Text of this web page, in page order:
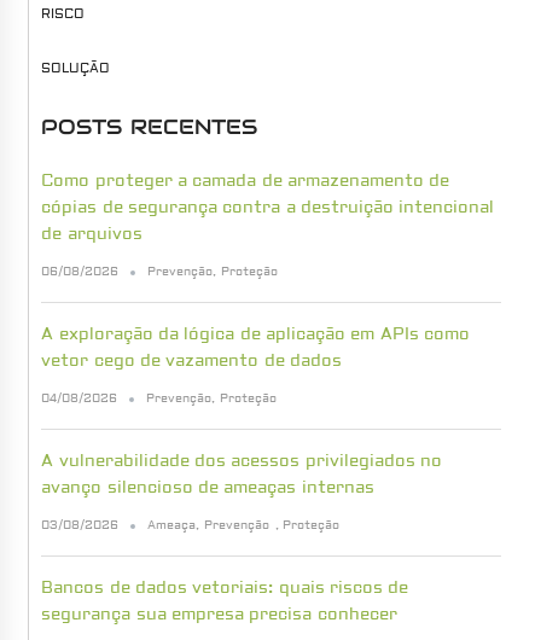
RISCO
SOLUÇÃO
POSTS RECENTES
Como proteger a camada de armazenamento de
cópias de segurança contra a destruição intencional
de arquivos
06/08/2026 Prevenção, Proteção
A exploração da lógica de aplicação em APIs como
vetor cego de vazamento de dados
04/08/2026 Prevenção, Proteção
A vulnerabilidade dos acessos privilegiados no
avanço silencioso de ameaças internas
03/08/2026 Ameaça, Prevenção , Proteção
Bancos de dados vetoriais: quais riscos de
segurança sua empresa precisa conhecer